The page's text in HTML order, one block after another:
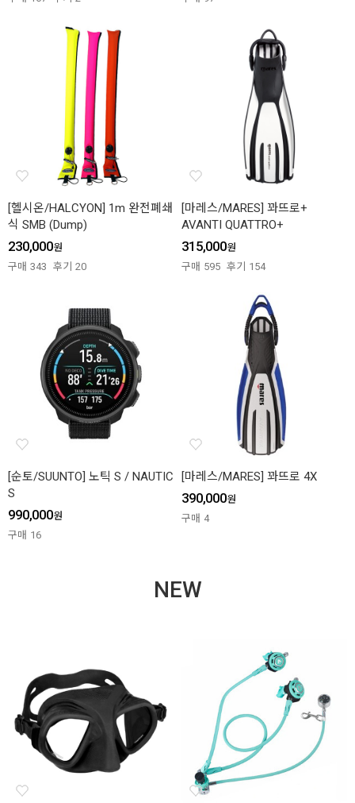
[헬시온/HALCYON] 1m 완전폐쇄
식 SMB (Dump)
230,000원
구매 343 후기 20
[마레스/MARES] 꽈뜨로+
AVANTI QUATTRO+
315,000원
구매 595 후기 154
[순토/SUUNTO] 노틱 S / NAUTIC
S
990,000원
구매 16
[마레스/MARES] 꽈뜨로 4X
390,000원
구매 4
NEW